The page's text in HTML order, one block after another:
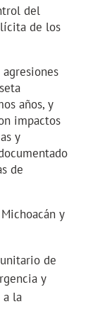
del
de los
años, y
impactos
y
de
y
de
y
a la